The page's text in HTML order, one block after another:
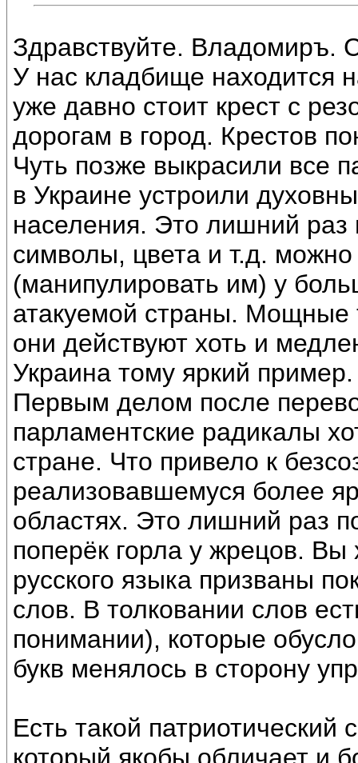
Здравствуйте. Владомиръ.
У нас кладбище находится
уже давно стоит крест с
дорогам в город. Крестов
Чуть позже выкрасили все
в Украине устроили
населения. Это лишний раз
символы, цвета и т.д.
(манипулировать им) у
атакуемой страны. Мощные
они действуют хоть и
Украина тому яркий пример.
Первым делом после
парламентские радикалы
стране. Что привело к
реализовавшемуся более
областях. Это лишний раз
поперёк горла у жрецов.
русского языка призваны
слов. В толковании слов
понимании), которые
букв менялось в сторону
Есть такой патриотический